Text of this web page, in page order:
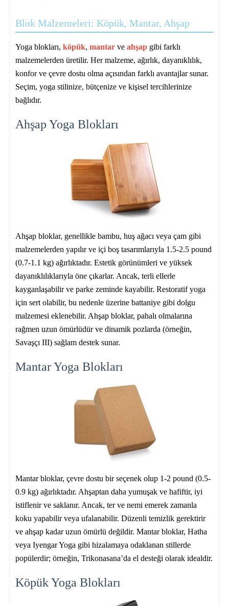
Blok Malzemeleri: Köpük, Mantar, Ahşap
Yoga blokları, köpük, mantar ve ahşap gibi farklı
malzemelerden üretilir. Her malzeme, ağırlık, dayanıklılık,
konfor ve çevre dostu olma açısından farklı avantajlar sunar.
Seçim, yoga stilinize, bütçenize ve kişisel tercihlerinize
bağlıdır.
Ahşap Yoga Blokları
Ahşap bloklar, genellikle bambu, huş ağacı veya çam gibi
malzemelerden yapılır ve içi boş tasarımlarıyla 1.5-2.5 pound
(0.7-1.1 kg) ağırlıktadır. Estetik görünümleri ve yüksek
dayanıklılıklarıyla öne çıkarlar. Ancak, terli ellerle
kayganlaşabilir ve parke zeminde kayabilir. Restoratif yoga
için sert olabilir, bu nedenle üzerine battaniye gibi dolgu
malzemesi eklenebilir. Ahşap bloklar, pahalı olmalarına
rağmen uzun ömürlüdür ve dinamik pozlarda (örneğin,
Savaşçı III) sağlam destek sunar.
Mantar Yoga Blokları
Mantar bloklar, çevre dostu bir seçenek olup 1-2 pound (0.5-
0.9 kg) ağırlıktadır. Ahşaptan daha yumuşak ve hafiftir, iyi
istiflenir ve saklanır. Ancak, ter ve nemi emerek zamanla
koku yapabilir veya ufalanabilir. Düzenli temizlik gerektirir
ve ahşap kadar uzun ömürlü değildir. Mantar bloklar, Hatha
veya Iyengar Yoga gibi hizalamaya odaklanan stillerde
popülerdir; örneğin, Trikonasana’da el desteği olarak idealdir.
Köpük Yoga Blokları